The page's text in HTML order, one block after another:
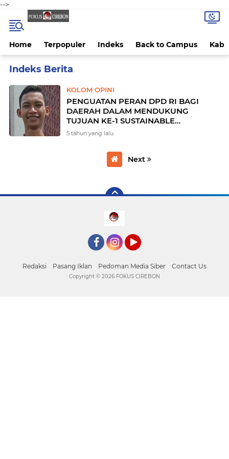
-->
Home Terpopuler Indeks Back to Campus Kab
KOLOM OPINI
PENGUATAN PERAN DPD RI BAGI
DAERAH DALAM MENDUKUNG
TUJUAN KE-1 SUSTAINABLE
DEVELOPMENT GOALS DI MASA
5 tahun yang lalu
Next
Redaksi Pasang Iklan Pedoman Media Siber Contact Us
Copyright © 2026 FOKUS CIREBON